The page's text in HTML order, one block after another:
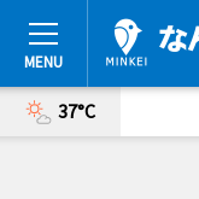
37°C